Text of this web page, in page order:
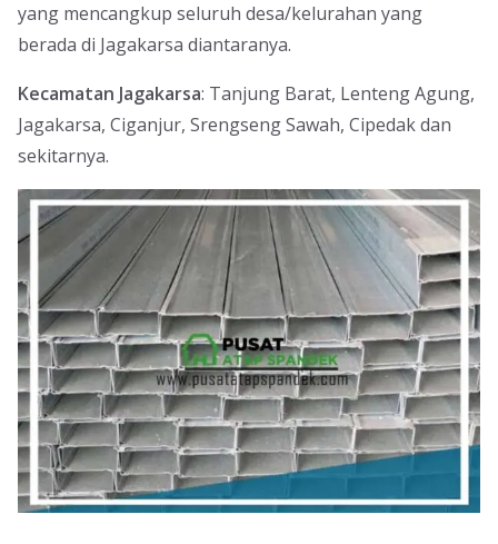
yang mencangkup seluruh desa/kelurahan yang
berada di Jagakarsa diantaranya.
Kecamatan Jagakarsa: Tanjung Barat, Lenteng Agung,
Jagakarsa, Ciganjur, Srengseng Sawah, Cipedak dan
sekitarnya.